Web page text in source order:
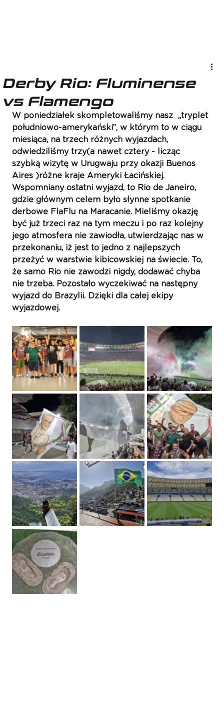
Derby Rio: Fluminense
vs Flamengo
W poniedziałek skompletowaliśmy nasz  „tryplet
południowo-amerykański”, w którym to w ciągu
miesiąca, na trzech różnych wyjazdach,
odwiedziliśmy trzy(a nawet cztery - licząc
szybką wizytę w Urugwaju przy okazji Buenos
Aires )różne kraje Ameryki Łacińskiej.
Wspomniany ostatni wyjazd, to Rio de Janeiro,
gdzie głównym celem było słynne spotkanie
derbowe FlaFlu na Maracanie. Mieliśmy okazję
być już trzeci raz na tym meczu i po raz kolejny
jego atmosfera nie zawiodła, utwierdzając nas w
przekonaniu, iż jest to jedno z najlepszych
przeżyć w warstwie kibicowskiej na świecie. To,
że samo Rio nie zawodzi nigdy, dodawać chyba
nie trzeba. Pozostało wyczekiwać na następny
wyjazd do Brazylii. Dzięki dla całej ekipy
wyjazdowej.